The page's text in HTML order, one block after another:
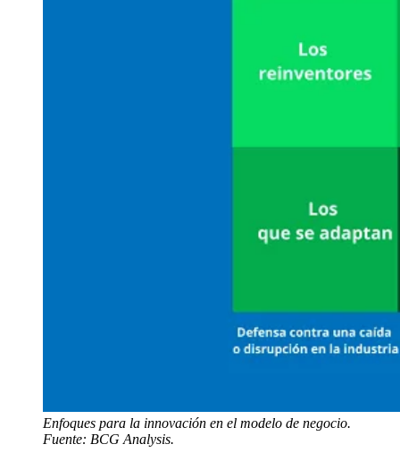
Enfoques para la innovación en el modelo de negocio.
Fuente: BCG Analysis.